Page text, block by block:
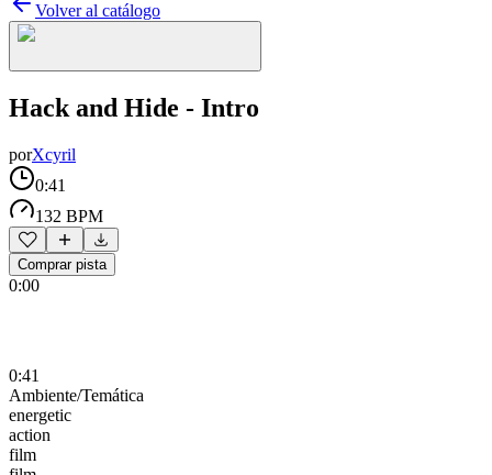
Volver al catálogo
Hack and Hide - Intro
porXcyril
0:41
132 BPM
Comprar pista
0:00
0:41
Ambiente/Temática
energetic
action
film